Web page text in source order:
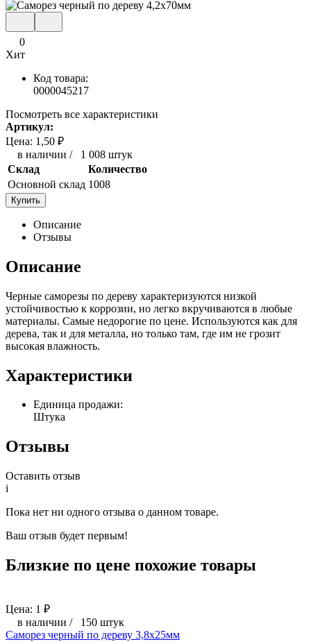
0
Хит
Код товара:
0000045217
Посмотреть все характеристики
Артикул:
Цена: 1,50 ₽
в наличии / 1 008 штук
Склад
Количество
Основной склад 1008
Купить
Описание
Отзывы
Описание
Черные саморезы по дереву характеризуются низкой
устойчивостью к коррозии, но легко вкручиваются в любые
материалы. Самые недорогие по цене. Используются как для
дерева, так и для металла, но только там, где им не грозит
высокая влажность.
Характеристики
Единица продажи:
Штука
Отзывы
Оставить отзыв
i
Пока нет ни одного отзыва о данном товаре.
Ваш отзыв будет первым!
Близкие по цене похожие товары
Цена: 1 ₽
в наличии / 150 штук
Саморез черный по дереву 3,8x25мм